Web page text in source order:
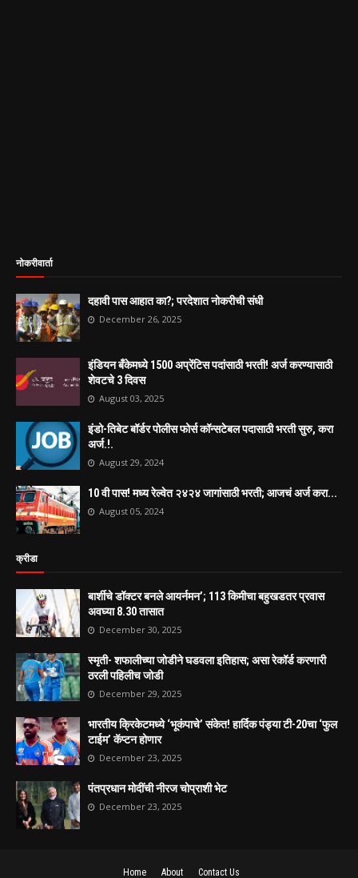
नोकरीवार्ता
दहावी पास आहात का?; परदेशात नोकरीची संधी
December 26, 2025
इंडियन बँकेमध्ये 1500 अप्रेंटिस पदांसाठी भरती! अर्ज करण्यासाठी
शेवटचे 3 दिवस
August 03, 2025
इंडो-तिबेट बॉर्डर पोलीस फोर्स कॉन्सटेबल पदासाठी भरती सुरु, करा
अर्ज.!.
August 29, 2024
10 वी पास! मध्य रेल्वेत २४२४ जागांसाठी भरती; आजचं अर्ज करा...
August 05, 2024
क्रीडा
बार्शीचे डॉक्टर बनले आयर्नमन’; 113 किमीचा बहुखडतर प्रवास
अवघ्या 8.30 तासात
December 30, 2025
स्मृती- शफालीच्या जोडीने घडवला इतिहास; असा रेकॉर्ड करणारी
ठरली पहिलीच जोडी
December 29, 2025
भारतीय क्रिकेटमध्ये ‘भूकंपाचे’ संकेत! हार्दिक पंड्या टी-20चा ‘फुल
टाईम’ कॅप्टन होणार
December 23, 2025
पंतप्रधान मोदींची नीरज चोप्राशी भेट
December 23, 2025
Home About Contact Us